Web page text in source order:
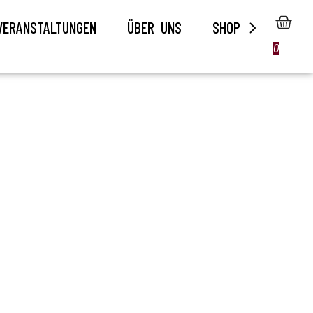
ÜBER UNS SHOP
0